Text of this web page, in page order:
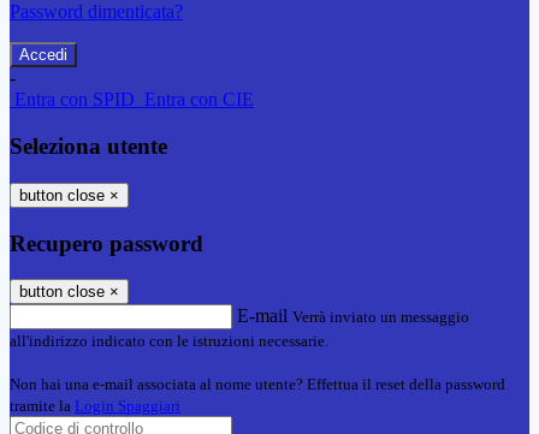
Password dimenticata?
-
Entra con SPID Entra con CIE
Seleziona utente
button close ×
Recupero password
button close ×
E-mail Verrà inviato un messaggio
all'indirizzo indicato con le istruzioni necessarie.
Non hai una e-mail associata al nome utente? Effettua il reset della password
tramite la Login Spaggiari